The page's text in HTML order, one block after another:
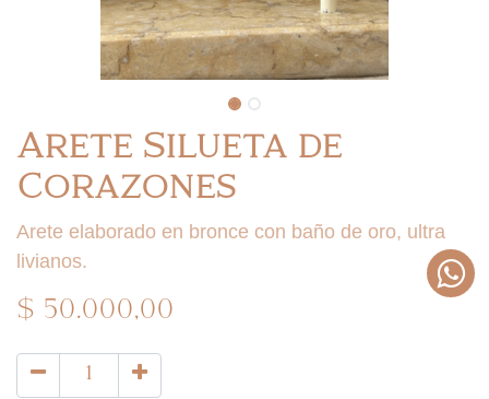
Arete Silueta de
Corazones
Arete elaborado en bronce con baño de oro, ultra
livianos.
$50.000,00